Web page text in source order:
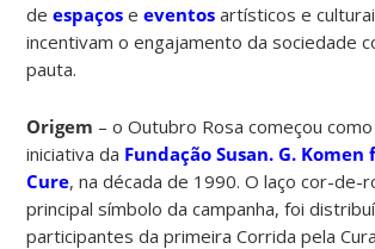
deespaços eeventos artísticos e
incentivam o engajamento da sociedade
pauta.
Origem – o Outubro Rosa começou
iniciativa da Fundação Susan. G. Komen
Cure, na década de 1990. O laço cor-de-
principal símbolo da campanha, foi
participantes da primeira Corrida pela